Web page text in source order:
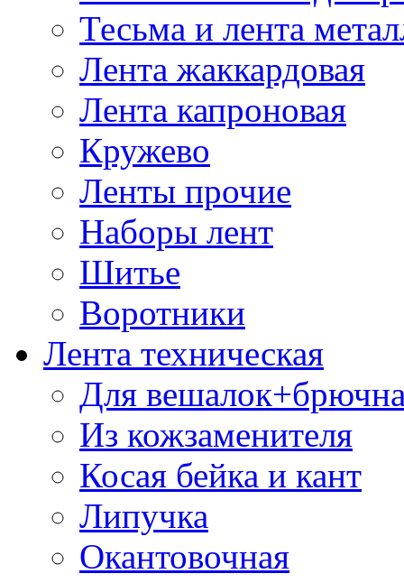
Тесьма и лента
Лента жаккардовая
Лента капроновая
Кружево
Ленты прочие
Наборы лент
Шитье
Воротники
Лента техническая
Для
Из кожзаменителя
Косая бейка и кант
Липучка
Окантовочная